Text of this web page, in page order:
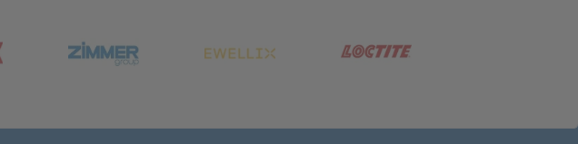
(öffnet in neuem Tab)(öffnet in neuem Tab)(öffnet in neuem Tab)(öffnet in neuem Tab)